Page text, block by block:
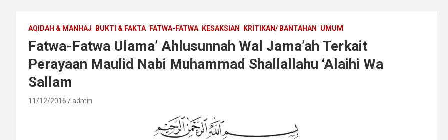
AQIDAH & MANHAJ BUKTI & FAKTA FATWA-FATWA KESAKSIAN KRITIKAN/ BANTAHAN UMUM
Fatwa-Fatwa Ulama’ Ahlusunnah Wal Jama’ah Terkait
Perayaan Maulid Nabi Muhammad Shallallahu ‘Alaihi Wa
Sallam
11/12/2016 admin